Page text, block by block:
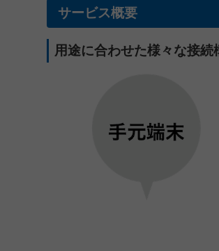
サービス概要
用途に合わせた様々な接続